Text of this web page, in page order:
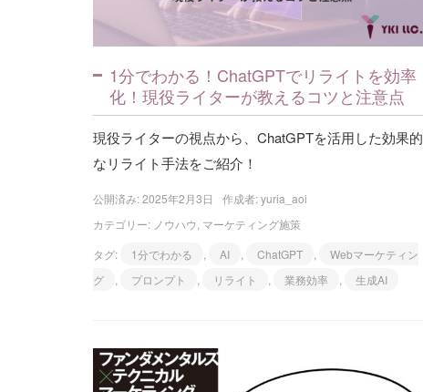
1分でわかる！ChatGPTでリライトを効率
化！現役ライターが教えるコツと注意点
現役ライターの視点から、ChatGPTを活用した効果的
なリライト手法をご紹介！
公開済み: 2025年2月3日 作成者:yuria_aoi
カテゴリー: ノウハウ マーケティング施策
タグ:
1分でわかる AI ChatGPT
Webマーケティン
グ
プロンプト リライト 業務効率 生成AI